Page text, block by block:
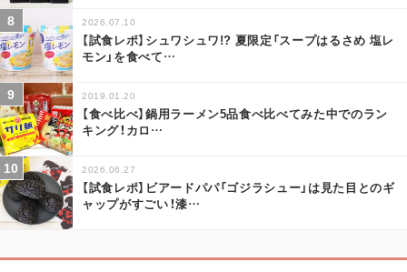
2026.07.10
【試食レポ】シュワシュワ!? 夏限定「スープはるさめ 塩レ
モン」を食べて…
2019.01.20
【食べ比べ】鍋用ラーメン5品食べ比べてみた中でのラン
キング！カロ …
2026.06.27
【試食レポ】ビアードパパ「ゴジラシュー」は見た目とのギ
ャップがすごい！漆…